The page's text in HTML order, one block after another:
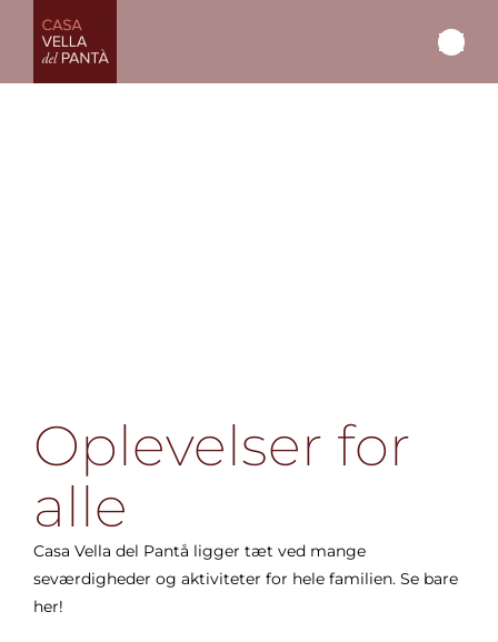
Oplevelser for
alle
Casa Vella del Pantå ligger tæt ved mange
seværdigheder og aktiviteter for hele familien. Se bare
her!